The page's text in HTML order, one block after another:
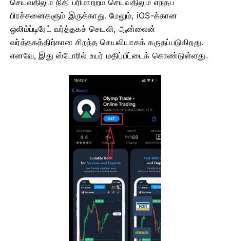
பிரச்சனைகளும் இருக்காது. மேலும், iOS-க்கான
ஒலிம்ப்டிரேட் வர்த்தகச் செயலி, ஆன்லைன்
வர்த்தகத்திற்கான சிறந்த செயலியாகக் கருதப்படுகிறது.
எனவே, இது ஸ்டோரில் உயர் மதிப்பீட்டைக் கொண்டுள்ளது.